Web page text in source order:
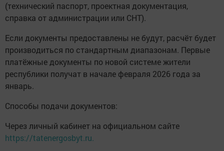
(технический паспорт, проектная документация,
справка от администрации или СНТ).
Если документы предоставлены не будут, расчёт будет
производиться по стандартным диапазонам. Первые
платёжные документы по новой системе жители
республики получат в начале февраля 2026 года за
январь.
Способы подачи документов:
Через личный кабинет на официальном сайте
https://tatenergosbyt.ru.